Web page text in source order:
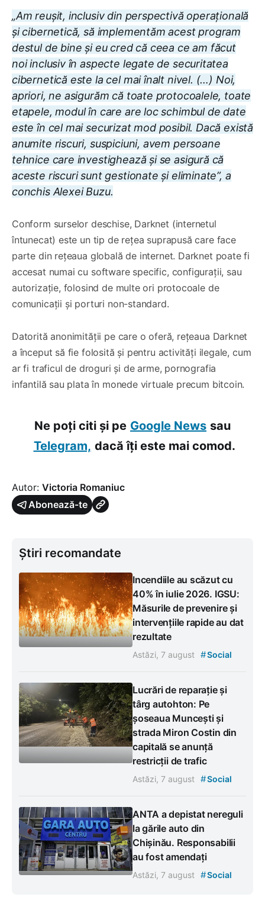
„Am reușit, inclusiv din perspectivă operațională
și cibernetică, să implementăm acest program
destul de bine și eu cred că ceea ce am făcut
noi inclusiv în aspecte legate de securitatea
cibernetică este la cel mai înalt nivel. (…) Noi,
apriori, ne asigurăm că toate protocoalele, toate
etapele, modul în care are loc schimbul de date
este în cel mai securizat mod posibil. Dacă există
anumite riscuri, suspiciuni, avem persoane
tehnice care investighează și se asigură că
aceste riscuri sunt gestionate și eliminate”, a
conchis Alexei Buzu.
Conform surselor deschise, Darknet (internetul
întunecat) este un tip de rețea suprapusă care face
parte din rețeaua globală de internet. Darknet poate fi
accesat numai cu software specific, configurații, sau
autorizație, folosind de multe ori protocoale de
comunicații și porturi non-standard.
Datorită anonimității pe care o oferă, rețeaua Darknet
a început să fie folosită și pentru activități ilegale, cum
ar fi traficul de droguri și de arme, pornografia
infantilă sau plata în monede virtuale precum bitcoin.
Ne poți citi și pe Google News sau
Telegram, dacă îți este mai comod.
Autor: Victoria Romaniuc
Abonează-te
Știri recomandate
Incendiile au scăzut cu
40% în iulie 2026. IGSU:
Măsurile de prevenire și
intervențiile rapide au dat
rezultate
Astăzi, 7 august #Social
Lucrări de reparație și
târg autohton: Pe
șoseaua Muncești și
strada Miron Costin din
capitală se anunță
restricții de trafic
Astăzi, 7 august #Social
ANTA a depistat nereguli
la gările auto din
Chișinău. Responsabilii
au fost amendați
Astăzi, 7 august #Social